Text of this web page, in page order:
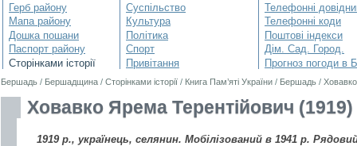
Герб району
Мапа району
Дошка пошани
Паспорт району
Сторінками історії
Суспільство
Культура
Політика
Спорт
Привітання
Телефонні
Телефонні коди
Поштові індекси
Дім. Сад. Город.
Прогноз погоди в
Бершадь / Бершадщина / Сторінками історії / Книга Пам’яті України / Бершадь /
Ховавко Ярема Терентійович (1919)
1919 р., українець, селянин. Мобілізований в 1941 р.